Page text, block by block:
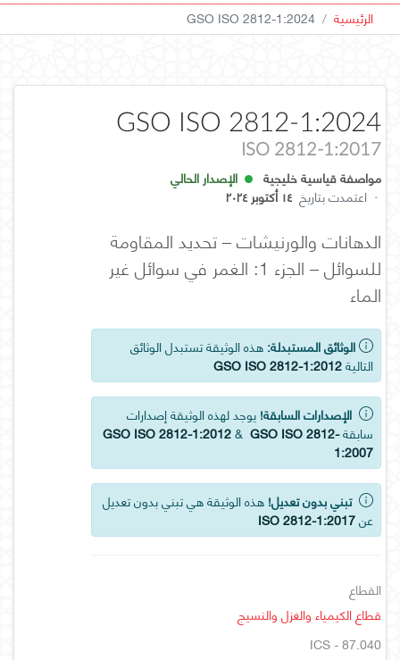
الرئيسية GSO ISO 2812-1:2024
GSO ISO 2812-1:2024
ISO 2812-1:2017
مواصفة قياسية خليجية
الإصدار الحالي
· اعتمدت بتاريخ ١٤ أكتوبر ٢٠٢٤
الدهانات والورنيشات – تحديد المقاومة
للسوائل – الجزء 1: الغمر في سوائل غير
الماء
الوثائق المستبدلة: هذه الوثيقة تستبدل الوثائق
التاليةGSO ISO 2812-1:2012
الإصدارات السابقة! يوجد لهذه الوثيقة إصدارات
سابقة
GSO ISO 2812-1:2012& GSO ISO 2812-
1:2007
تبني بدون تعديل! هذه الوثيقة هي تبني بدون تعديل
عنISO 2812-1:2017
القطاع
قطاع الكيمياء والغزل والنسيج
ICS - 87.040